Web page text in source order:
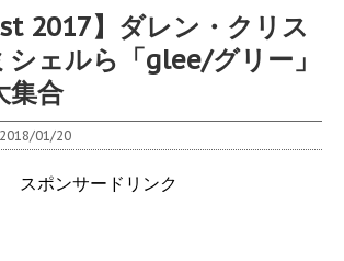
2017】ダレン・クリス
シェルら「glee/グリー」
集合
01/20
スポンサードリンク